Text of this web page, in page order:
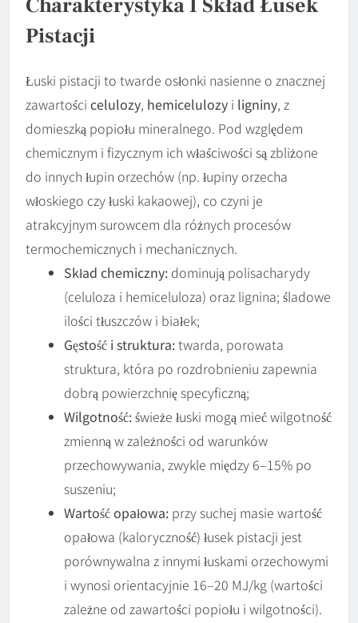
Charakterystyka I Skład Łusek
Pistacji
Łuski pistacji to twarde osłonki nasienne o znacznej
zawartości celulozy, hemicelulozy i ligniny, z
domieszką popiołu mineralnego. Pod względem
chemicznym i fizycznym ich właściwości są zbliżone
do innych łupin orzechów (np. łupiny orzecha
włoskiego czy łuski kakaowej), co czyni je
atrakcyjnym surowcem dla różnych procesów
termochemicznych i mechanicznych.
Skład chemiczny: dominują polisacharydy
(celuloza i hemiceluloza) oraz lignina; śladowe
ilości tłuszczów i białek;
Gęstość i struktura:twarda, porowata
struktura, która po rozdrobnieniu zapewnia
dobrą powierzchnię specyficzną;
Wilgotność:świeże łuski mogą mieć wilgotność
zmienną w zależności od warunków
przechowywania, zwykle między 6–15% po
suszeniu;
Wartość opałowa: przy suchej masie wartość
opałowa (kaloryczność) łusek pistacji jest
porównywalna z innymi łuskami orzechowymi
i wynosi orientacyjnie 16–20 MJ/kg (wartości
zależne od zawartości popiołu i wilgotności).